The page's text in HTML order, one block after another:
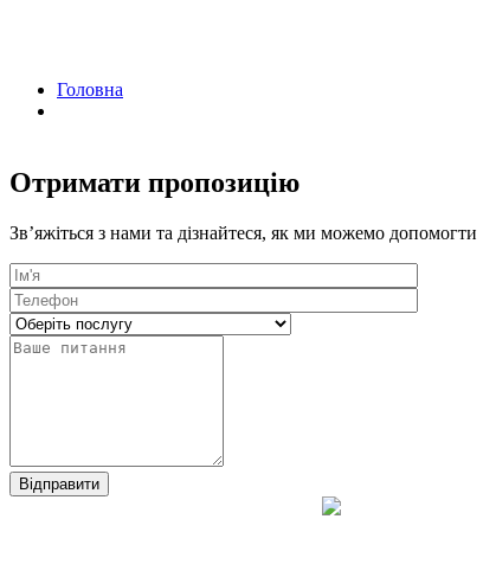
Головна
Отримати пропозицію
Зв’яжіться з нами та дізнайтеся, як ми можемо допомогти